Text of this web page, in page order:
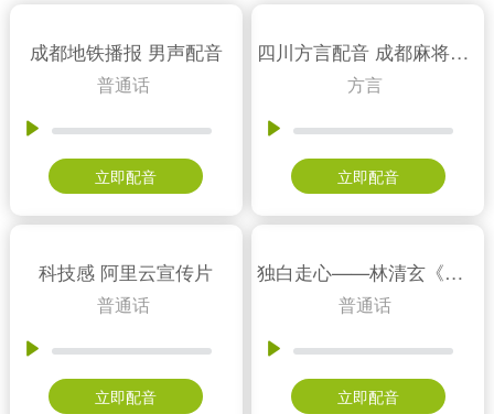
成都地铁播报 男声配音
普通话
立即配音
四川方言配音 成都麻将男声
方言
立即配音
科技感 阿里云宣传片
普通话
立即配音
独白走心——林清玄《一生一会》节选
普通话
立即配音